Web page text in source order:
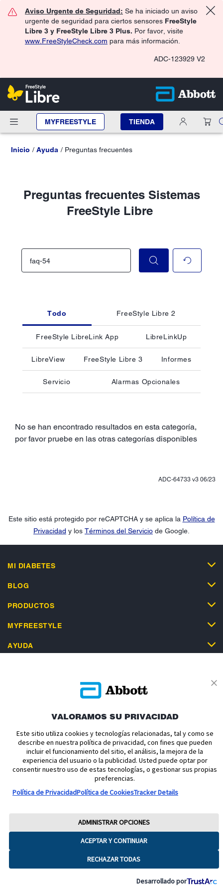
Aviso Urgente de Seguridad: Se ha iniciado un aviso
urgente de seguridad para ciertos sensores FreeStyle
Libre 3 y FreeStyle Libre 3 Plus. Por favor, visite
www.FreeStyleCheck.com para más información.
ADC-123929 V2
MYFREESTYLE TIENDA
Inicio Ayuda Preguntas frecuentes
Preguntas frecuentes Sistemas
FreeStyle Libre
Todo FreeStyle Libre 2
FreeStyle LibreLink App LibreLinkUp
LibreView FreeStyle Libre 3 Informes
Servicio Alarmas Opcionales
No se han encontrado resultados en esta categoría,
por favor pruebe en las otras categorías disponibles
ADC-64733 v3 06/23
Este sitio está protegido por reCAPTCHA y se aplica la Política de
Privacidad y los Términos del Servicio de Google.
MI DIABETES
BLOG
PRODUCTOS
MYFREESTYLE
AYUDA
Política de cookies
Política de privacidad
Términos y condiciones uso
Condiciones de venta
Aviso legal
Manuales de Usuario
Acerca de nosotros
Declaración de Accesibilidad
Aviso sobre la Ley de datos
Preferencias sobre cookies
Copyright © 2026 Abbott. Todos los derechos reservados.
Consulte a su profesional sanitario si tiene alguna duda o pregunta acerca
marcas relacionadas son marcas de Abbott.
VALORAMOS SU PRIVACIDAD
Este sitio utiliza cookies y tecnologías relacionadas, tal y como se
describe en nuestra política de privacidad, con fines que pueden
incluir el funcionamiento del sitio, el análisis, la mejora de la
experiencia del usuario o la publicidad. Usted puede optar por
consentir nuestro uso de estas tecnologías, o gestionar sus propias
preferencias.
Política de PrivacidadPolítica de CookiesTracker Details
ACEPTAR Y CONTINUAR
RECHAZAR TODAS
ADMINISTRAR OPCIONES
Desarrollado por